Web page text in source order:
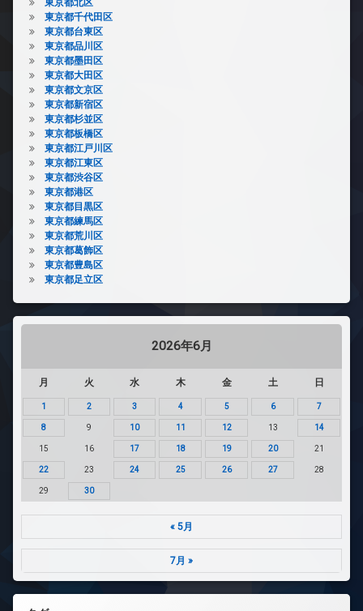
東京都北区
東京都千代田区
東京都台東区
東京都品川区
東京都墨田区
東京都大田区
東京都文京区
東京都新宿区
東京都杉並区
東京都板橋区
東京都江戸川区
東京都江東区
東京都渋谷区
東京都港区
東京都目黒区
東京都練馬区
東京都荒川区
東京都葛飾区
東京都豊島区
東京都足立区
2026年6月
月 火 水 木 金 土 日
1 2 3 4 5 6 7
8 9 10 11 12 13 14
15 16 17 18 19 20 21
22 23 24 25 26 27 28
29 30
« 5月
7月 »